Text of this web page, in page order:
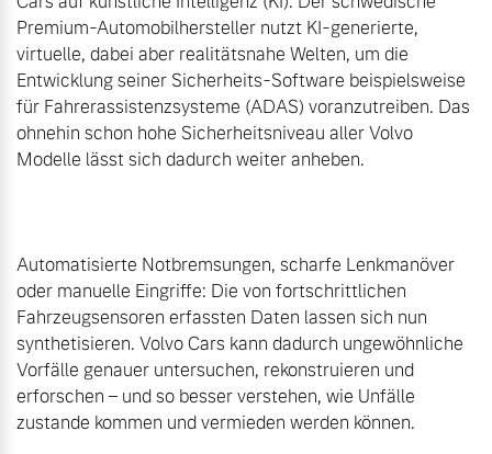
Fahrzeug konfigurieren
Sofort verfügbare Fahrzeuge
Gebrauchtwagen
Die Neuwagenalternative
Mehr erfahren
Volvo Winter- und
Sommer Kompletträder.
Bitte sprechen Sie uns
direkt an.
Mehr erfahren
Entdecken Sie unsere
saisonalen Angebote.
Mehr erfahren
Premium-Automobilhersteller nutzt KI-generierte,
virtuelle, dabei aber realitätsnahe Welten, um die
Entwicklung seiner Sicherheits-Software beispielsweise
für Fahrerassistenzsysteme (ADAS) voranzutreiben. Das
ohnehin schon hohe Sicherheitsniveau aller Volvo
Modelle lässt sich dadurch weiter anheben.
Automatisierte Notbremsungen, scharfe Lenkmanöver
oder manuelle Eingriffe: Die von fortschrittlichen
Fahrzeugsensoren erfassten Daten lassen sich nun
synthetisieren. Volvo Cars kann dadurch ungewöhnliche
Vorfälle genauer untersuchen, rekonstruieren und
erforschen – und so besser verstehen, wie Unfälle
zustande kommen und vermieden werden können.